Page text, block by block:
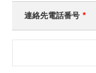
連絡先電話番号 *